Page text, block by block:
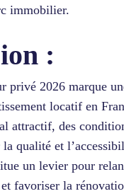
immobilier.
:
privé 2026 marque
locatif en
attractif, des
qualité et
un levier pour
favoriser la